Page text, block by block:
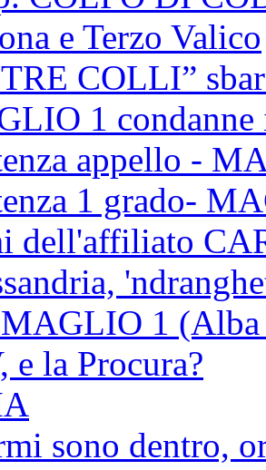
e Terzo Valico
COLLI”
1 condanne
appello -
1 grado-
dell'affiliato
1 (Alba
e la Procura?
sono dentro,